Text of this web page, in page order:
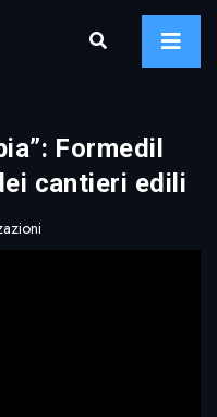
Formedil
cantieri edili